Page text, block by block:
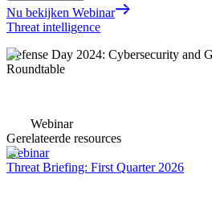
Nu bekijken Webinar
Threat intelligence
Defense Day 2024: Cybersecurity and
Roundtable
Webinar
Gerelateerde resources
Webinar
Threat Briefing: First Quarter 2026